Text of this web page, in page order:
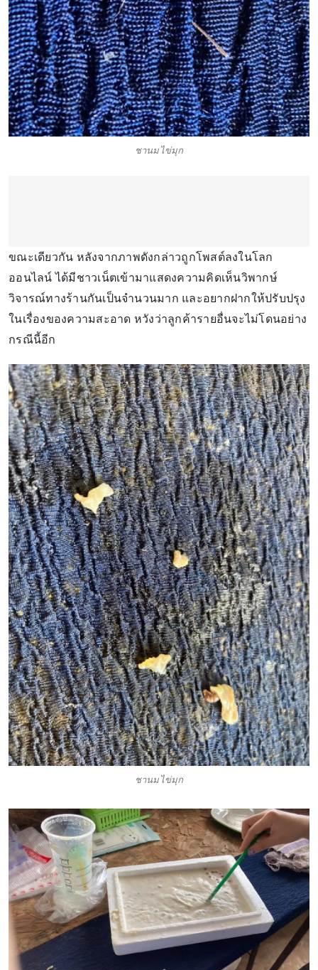
ชานมไข่มุก
ขณะเดียวกัน หลังจากภาพดังกล่าวถูกโพสต์ลงในโลก
ออนไลน์ ได้มีชาวเน็ตเข้ามาแสดงความคิดเห็นวิพากษ์
วิจารณ์ทางร้านกันเป็นจำนวนมาก และอยากฝากให้ปรับปรุง
ในเรื่องของความสะอาด หวังว่าลูกค้ารายอื่นจะไม่โดนอย่าง
กรณีนี้อีก
ชานมไข่มุก